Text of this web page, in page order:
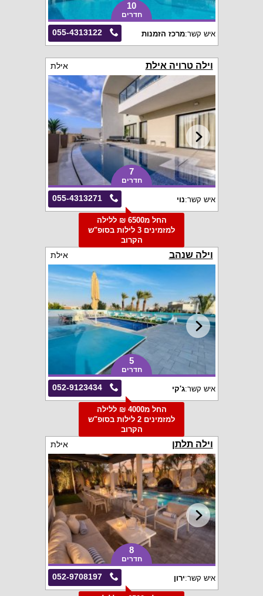
10
חדרים
055-4313122 איש קשר:מרכז הזמנות
וילה טרויה אילת אילת
7
חדרים
055-4313271 איש קשר:נוי
החל מ6500 ₪ ללילה
למזמינים 3 לילות בסופ"ש
הקרוב
וילה שנהב אילת
5
חדרים
052-9123434 איש קשר:ג'קי
החל מ4000 ₪ ללילה
למזמינים 2 לילות בסופ"ש
הקרוב
וילה תלתן אילת
8
חדרים
052-9708197 איש קשר:ירון